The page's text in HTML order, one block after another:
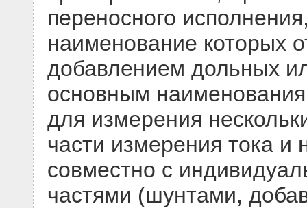
переносного
наименование которых
добавлением дольных
основным
для измерения
части измерения тока
совместно с
частями (шунтами,